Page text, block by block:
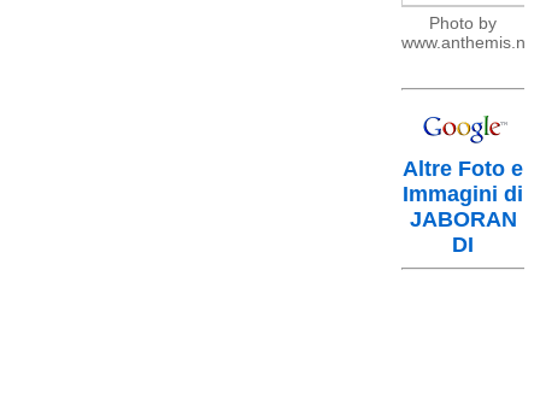
Photo by
www.anthemis.nl
Altre Foto e
Immagini di
JABORAN
DI